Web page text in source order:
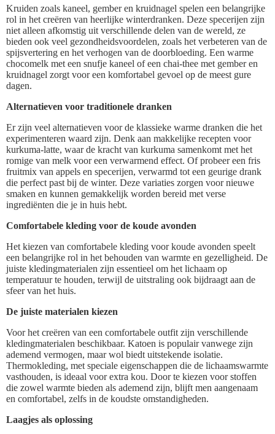
Kruiden zoals kaneel, gember en kruidnagel spelen een belangrijke
rol in het creëren van heerlijke winterdranken. Deze specerijen zijn
niet alleen afkomstig uit verschillende delen van de wereld, ze
bieden ook veel gezondheidsvoordelen, zoals het verbeteren van de
spijsvertering en het verhogen van de doorbloeding. Een warme
chocomelk met een snufje kaneel of een chai-thee met gember en
kruidnagel zorgt voor een komfortabel gevoel op de meest gure
dagen.
Alternatieven voor traditionele dranken
Er zijn veel alternatieven voor de klassieke warme dranken die het
experimenteren waard zijn. Denk aan makkelijke recepten voor
kurkuma-latte, waar de kracht van kurkuma samenkomt met het
romige van melk voor een verwarmend effect. Of probeer een fris
fruitmix van appels en specerijen, verwarmd tot een geurige drank
die perfect past bij de winter. Deze variaties zorgen voor nieuwe
smaken en kunnen gemakkelijk worden bereid met verse
ingrediënten die je in huis hebt.
Comfortabele kleding voor de koude avonden
Het kiezen van comfortabele kleding voor koude avonden speelt
een belangrijke rol in het behouden van warmte en gezelligheid. De
juiste kledingmaterialen zijn essentieel om het lichaam op
temperatuur te houden, terwijl de uitstraling ook bijdraagt aan de
sfeer van het huis.
De juiste materialen kiezen
Voor het creëren van een comfortabele outfit zijn verschillende
kledingmaterialen beschikbaar. Katoen is populair vanwege zijn
ademend vermogen, maar wol biedt uitstekende isolatie.
Thermokleding, met speciale eigenschappen die de lichaamswarmte
vasthouden, is ideaal voor extra kou. Door te kiezen voor stoffen
die zowel warmte bieden als ademend zijn, blijft men aangenaam
en comfortabel, zelfs in de koudste omstandigheden.
Laagjes als oplossing